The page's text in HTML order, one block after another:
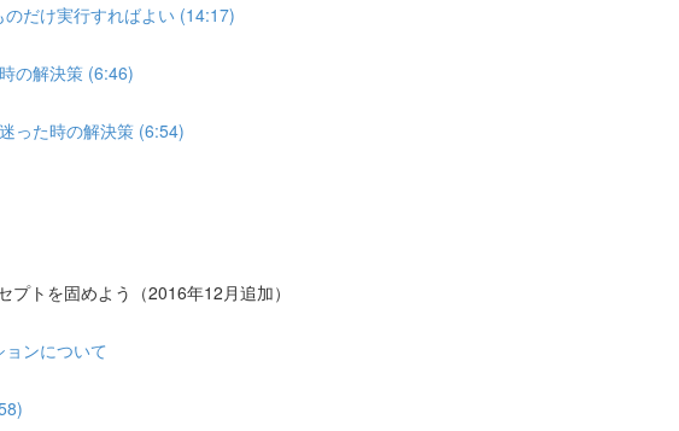
だけ実行すればよい (14:17)
の解決策 (6:46)
った時の解決策 (6:54)
トを固めよう（2016年12月追加）
ンについて